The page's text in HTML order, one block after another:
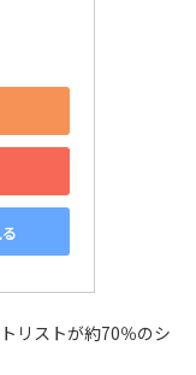
リストが約70％のシ